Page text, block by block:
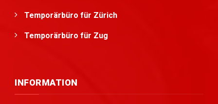
Temporärbüro für Zürich
Temporärbüro für Zug
INFORMATION